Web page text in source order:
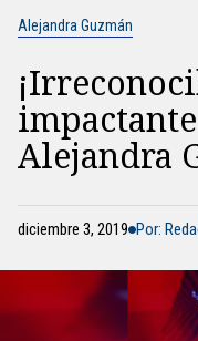
Alejandra Guzmán
Alejandra
diciembre 3, 2019 Por: